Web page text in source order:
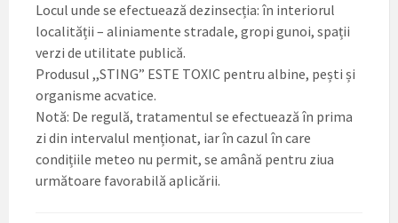
Locul unde se efectuează dezinsecția: în interiorul
localității – aliniamente stradale, gropi gunoi, spații
verzi de utilitate publică.
Produsul ,,STING” ESTE TOXIC pentru albine, pești și
organisme acvatice.
Notă: De regulă, tratamentul se efectuează în prima
zi din intervalul menționat, iar în cazul în care
condițiile meteo nu permit, se amână pentru ziua
următoare favorabilă aplicării.